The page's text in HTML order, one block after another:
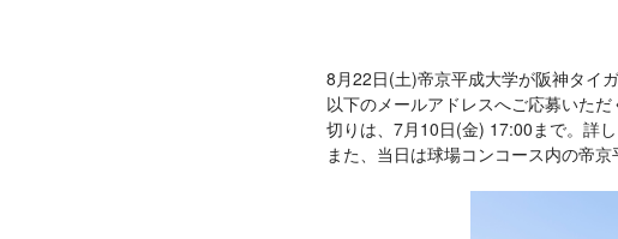
8月22日(土)帝京平成大学が阪神タイ
以下のメールアドレスへご応募いた
切りは、7月10日(金) 17:00まで。詳
また、当日は球場コンコース内の帝